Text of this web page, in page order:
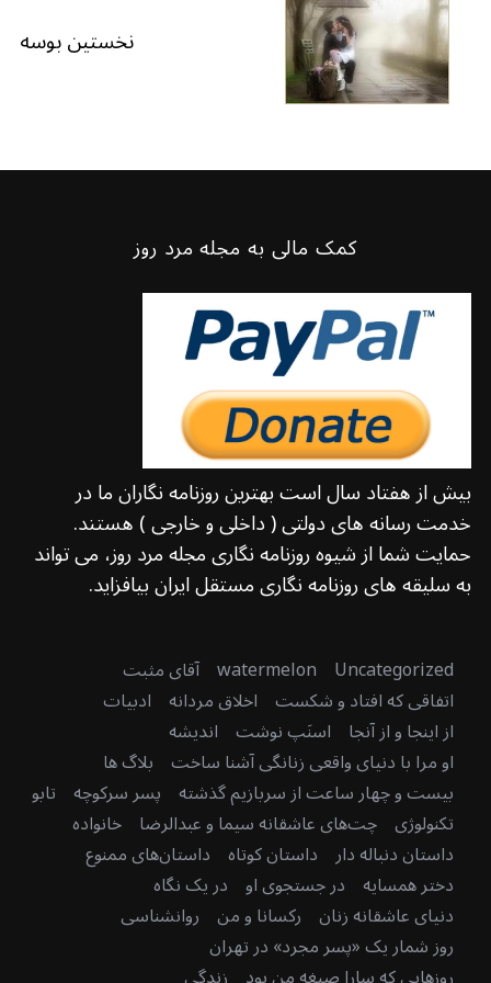
نخستین بوسه
کمک مالی به مجله مرد روز
بیش از هفتاد سال است بهترین روزنامه نگاران ما در
خدمت رسانه های دولتی ( داخلی و خارجی ) هستند.
حمایت شما از شیوه روزنامه نگاری مجله مرد روز، می تواند
به سلیقه های روزنامه نگاری مستقل ایران بیافزاید.
Uncategorized
watermelon آقای مثبت
اتفاقی که افتاد و شکست اخلاق مردانه ادبیات
از اینجا و از آنجا اسنَپ نوشت اندیشه
او مرا با دنیای واقعی زنانگی آشنا ساخت بلاگ ها
بیست و چهار ساعت از سربازیم گذشته پسر سرکوچه تابو
تکنولوژی چت‌های عاشقانه سیما و عبدالرضا خانواده
داستان دنباله دار داستان کوتاه داستان‌های ممنوع
دختر همسایه در جستجوی او در یک نگاه
دنیای عاشقانه زنان رکسانا و من روانشناسی
روز شمار یک «پسر مجرد» در تهران
S
e
a
r
c
h
f
o
r
: